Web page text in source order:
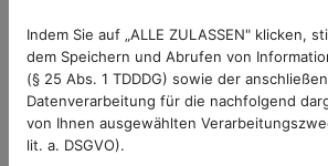
Alufenster. Das Anbringen erfolgt
durch Einhängewinkel aus
Montage bei Vorbau-Rollläden,
anderen Sonnenschutzvarianten
Problem. So halten Sie Wespen,
Indem Sie auf „ALLE ZULASSEN" klicken,
dem Speichern und Abrufen von
(§ 25 Abs. 1 TDDDG) sowie der
Datenverarbeitung für die nachfolgend
von Ihnen ausgewählten
lit. a. DSGVO).